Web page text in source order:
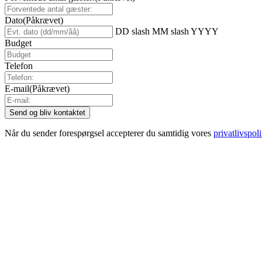
Dato(Påkrævet)
DD slash MM slash YYYY
Budget
Telefon
E-mail(Påkrævet)
Når du sender forespørgsel accepterer du samtidig vores